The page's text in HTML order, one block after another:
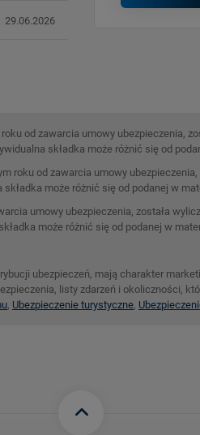
29.06.2026
od zawarcia umowy ubezpieczenia,
składka może różnić się od
roku od zawarcia umowy
może różnić się od podanej w
umowy ubezpieczenia, została
może różnić się od podanej w
ubezpieczeń, mają charakter
listy zdarzeń i okoliczności,
Ubezpieczenie turystyczne